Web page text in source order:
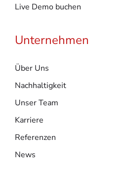
Live Demo buchen
Unternehmen
Über Uns
Nachhaltigkeit
Unser Team
Karriere
Referenzen
News